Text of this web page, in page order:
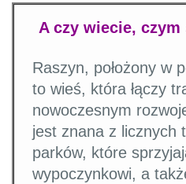
A czy wiecie, czym
Raszyn, położony w
to wieś, która łączy
nowoczesnym
jest znana z licznych
parków, które
wypoczynkowi, a